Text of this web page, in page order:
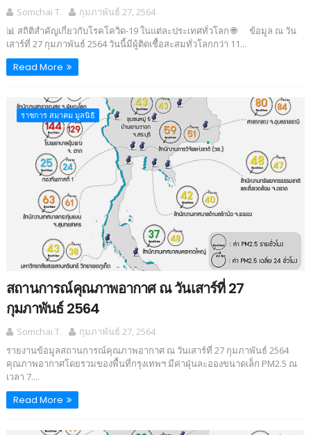
Somchai T.
กุมภาพันธ์ 27, 2564
📊 สถิติสำคัญเกี่ยวกับโรคโควิด-19 ในแต่ละประเทศทั่วโลก 🌐 ข้อมูล ณ วัน
เสาร์ที่ 27 กุมภาพันธ์ 2564 วันนี้มีผู้ติดเชื้อสะสมทั่วโลกกว่า 11...
Read More
ราชการ สมาคม มูลนิธิ
สถานการณ์คุณภาพอากาศ ณ วันเสาร์ที่ 27
กุมภาพันธ์ 2564
Somchai T.
กุมภาพันธ์ 27, 2564
รายงานข้อมูลสถานการณ์คุณภาพอากาศ ณ วันเสาร์ที่ 27 กุมภาพันธ์ 2564
คุณภาพอากาศโดยรวมของพื้นที่กรุงเทพฯ มีค่าฝุ่นละอองขนาดเล็ก PM2.5 ณ
เวลา 7....
Read More